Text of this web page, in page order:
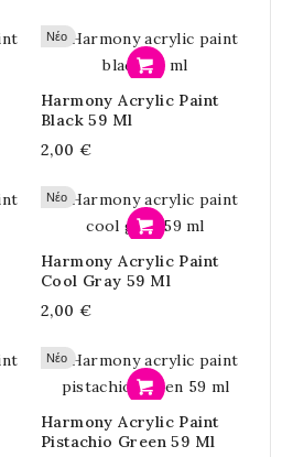
Νέο
Harmony Acrylic Paint
Black 59 Ml
2,00 €
Νέο
Harmony Acrylic Paint
Cool Gray 59 Ml
2,00 €
Νέο
Harmony Acrylic Paint
Pistachio Green 59 Ml